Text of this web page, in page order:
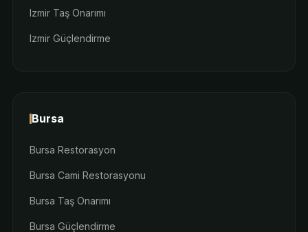
Izmir Taş Onarımı
Izmir Güçlendirme
Bursa
Bursa Restorasyon
Bursa Cami Restorasyonu
Bursa Taş Onarımı
Bursa Güçlendirme